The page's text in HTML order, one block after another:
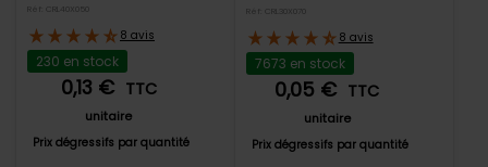
Réf: CRL40X050
8 avis
230 en stock
0,13 € TTC
unitaire
Prix dégressifs par quantité
Réf: CRL30X070
8 avis
7673 en stock
0,05 € TTC
unitaire
Prix dégressifs par quantité